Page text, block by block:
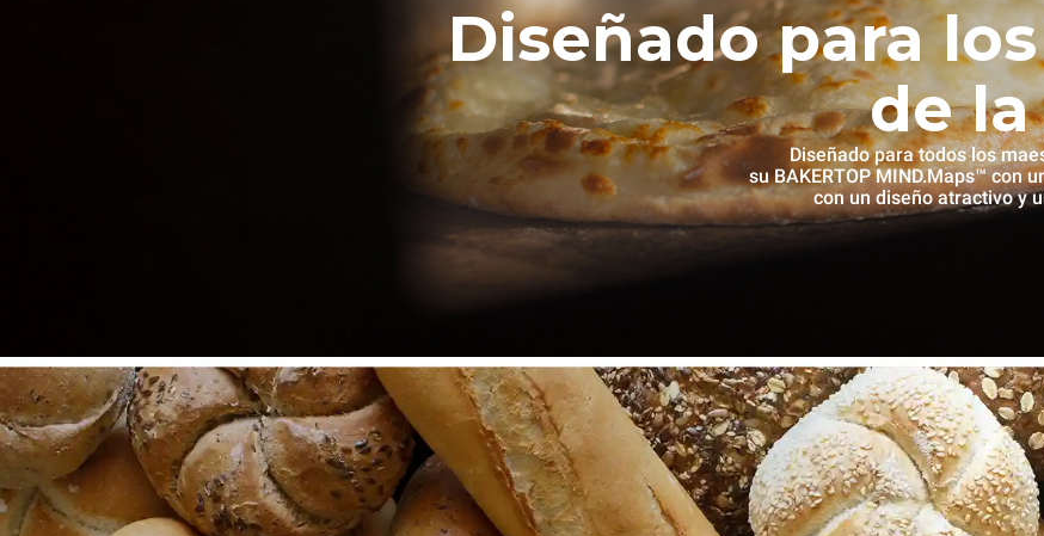
Diseñado para
de
Diseñado para todos los
su BAKERTOP MIND.Maps™ con
con un diseño atractivo y